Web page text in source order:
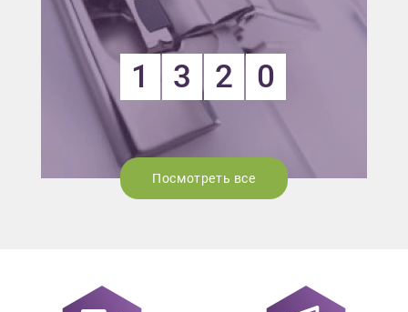
1 3 2 0
Посмотреть все